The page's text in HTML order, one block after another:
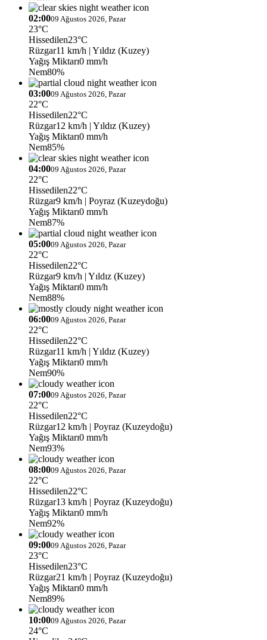
02:0009 Ağustos 2026, Pazar
23°C
Hissedilen23°C
Rüzgar11 km/h | Yıldız (Kuzey)
Yağış Miktarı0 mm/h
Nem80%
03:0009 Ağustos 2026, Pazar
22°C
Hissedilen22°C
Rüzgar12 km/h | Yıldız (Kuzey)
Yağış Miktarı0 mm/h
Nem85%
04:0009 Ağustos 2026, Pazar
22°C
Hissedilen22°C
Rüzgar9 km/h | Poyraz (Kuzeydoğu)
Yağış Miktarı0 mm/h
Nem87%
05:0009 Ağustos 2026, Pazar
22°C
Hissedilen22°C
Rüzgar9 km/h | Yıldız (Kuzey)
Yağış Miktarı0 mm/h
Nem88%
06:0009 Ağustos 2026, Pazar
22°C
Hissedilen22°C
Rüzgar11 km/h | Yıldız (Kuzey)
Yağış Miktarı0 mm/h
Nem90%
07:0009 Ağustos 2026, Pazar
22°C
Hissedilen22°C
Rüzgar12 km/h | Poyraz (Kuzeydoğu)
Yağış Miktarı0 mm/h
Nem93%
08:0009 Ağustos 2026, Pazar
22°C
Hissedilen22°C
Rüzgar13 km/h | Poyraz (Kuzeydoğu)
Yağış Miktarı0 mm/h
Nem92%
09:0009 Ağustos 2026, Pazar
23°C
Hissedilen23°C
Rüzgar21 km/h | Poyraz (Kuzeydoğu)
Yağış Miktarı0 mm/h
Nem89%
10:0009 Ağustos 2026, Pazar
24°C